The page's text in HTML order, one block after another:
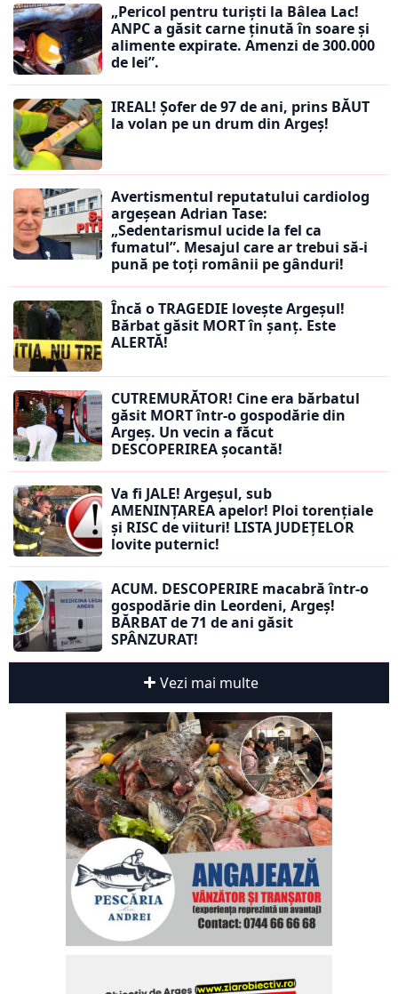
„Pericol pentru turiști la Bâlea Lac!
ANPC a găsit carne ținută în soare și
alimente expirate. Amenzi de 300.000
de lei”.
IREAL! Șofer de 97 de ani, prins BĂUT
la volan pe un drum din Argeș!
Avertismentul reputatului cardiolog
argeșean Adrian Tase:
„Sedentarismul ucide la fel ca
fumatul”. Mesajul care ar trebui să-i
pună pe toți românii pe gânduri!
Încă o TRAGEDIE lovește Argeșul!
Bărbat găsit MORT în șanț. Este
ALERTĂ!
CUTREMURĂTOR! Cine era bărbatul
găsit MORT într-o gospodărie din
Argeș. Un vecin a făcut
DESCOPERIREA șocantă!
Va fi JALE! Argeșul, sub
AMENINȚAREA apelor! Ploi torențiale
și RISC de viituri! LISTA JUDEȚELOR
lovite puternic!
ACUM. DESCOPERIRE macabră într-o
gospodărie din Leordeni, Argeș!
BĂRBAT de 71 de ani găsit
SPÂNZURAT!
Vezi mai multe